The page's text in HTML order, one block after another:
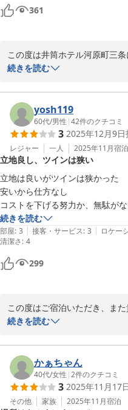
2026-02-03
361
この度は井筒ホテル河原町三
とうございます。
井筒ホテル京都河原町三条
2026-01-18
続きを読む
yosh119
60代/男性 |42件のクチコミ
3 2025年12月9日
レジャー 一人 2025年11月宿泊
立地良し、ツインは狭い
立地は良いがツインは狭かった
安いから仕方なし
コストを下げる努力か、無駄が
部屋にタオル掛けや荷物を広げる
続きを読む
部屋: 3 | 接客・サービス: 3 | ロケー
清潔さ: 4
299
この度はご宿泊いただき、ま
す。
一方で、ツインルームの広さ
つきまして、ご不便をおかけし
いただいたご意見は今後の改
す。
また機会がございましたら、ぜ
続きを読む
かぁちゃん
40代/女性 |2件のクチコミ
3 2025年11月17
その他 家族 2025年11月宿泊